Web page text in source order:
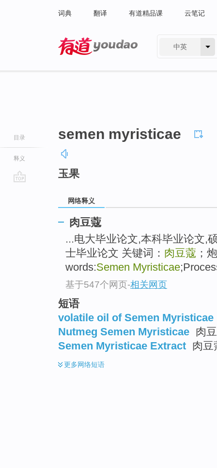
词典 翻译 有道精品课 云笔记
中英
目录
释义
semen myristicae
玉果
网络释义
肉豆蔻
...电大毕业论文,本科毕业论文,
士毕业论文 关键词： 肉豆蔻 ；
words:Semen Myristicae
基于547个网页-相关网页
短语
volatile oil of Semen Myristicae
Nutmeg Semen Myristicae 肉
Semen Myristicae Extract 肉豆
更多网络短语